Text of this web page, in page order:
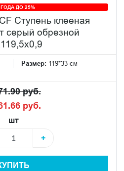
ДО 25%
Ступень клееная
серый обрезной
Размер: 119*33 см
руб.
руб.
шт
+